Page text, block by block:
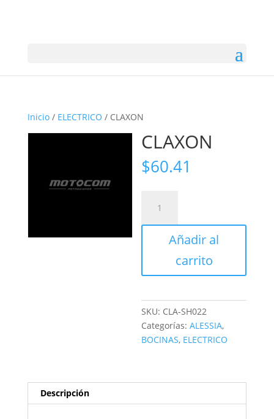
Inicio/ ELECTRICO / CLAXON
CLAXON
$60.41
cantidad
Añadir al
carrito
SKU: CLA-SH022
Categorías:ALESSIA,
BOCINAS, ELECTRICO
Descripción